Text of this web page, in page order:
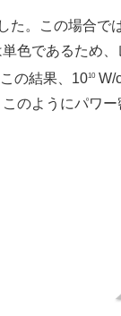
た。この場合
色であるため
の結果、1010 W/
のようにパワー